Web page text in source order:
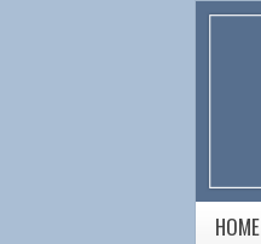
HOME